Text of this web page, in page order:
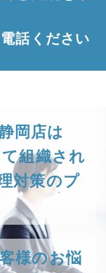
話ください
岡店は
組織され
対策のプ
様のお悩